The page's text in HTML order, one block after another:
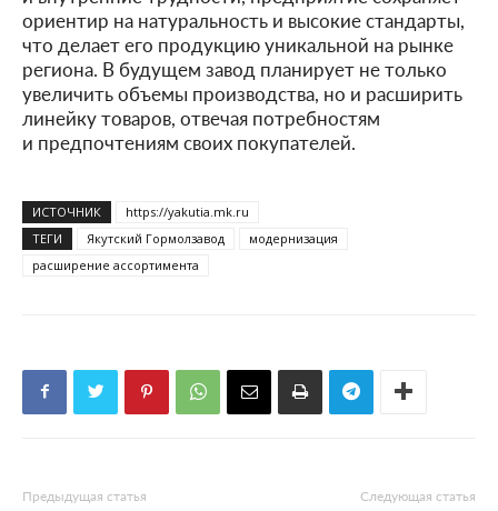
ориентир на натуральность и высокие стандарты,
что делает его продукцию уникальной на рынке
региона. В будущем завод планирует не только
увеличить объемы производства, но и расширить
линейку товаров, отвечая потребностям
и предпочтениям своих покупателей.
ИСТОЧНИК
https://yakutia.mk.ru
ТЕГИ
Якутский Гормолзавод
модернизация
расширение ассортимента
Предыдущая статья Следующая статья